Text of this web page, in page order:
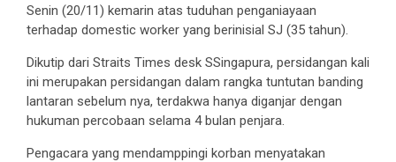
Senin (20/11) kemarin atas tuduhan penganiayaan
terhadap domestic worker yang berinisial SJ (35 tahun).
Dikutip dari Straits Times desk SSingapura, persidangan kali
ini merupakan persidangan dalam rangka tuntutan banding
lantaran sebelum nya, terdakwa hanya diganjar dengan
hukuman percobaan selama 4 bulan penjara.
Pengacara yang mendamppingi korban menyatakan